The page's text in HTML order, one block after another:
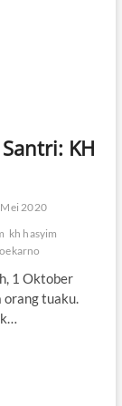
KH
2020
kh hasyim
1 Oktober
orang tuaku.